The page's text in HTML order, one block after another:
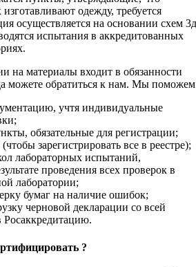
одежду, требуется
осуществляется на основании схем
испытания в аккредитованных
на материалы входит в обязанности
можете обратиться к нам. Мы
учтя индивидуальные
обязательные для регистрации;
зарегистрировать все в реестре);
лабораторных испытаний,
проведения всех проверок в
лаборатории;
бумаг на наличие ошибок;
черновой декларации со всей
Росаккредитацию.
?